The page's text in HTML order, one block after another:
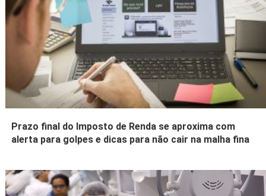
Prazo final do Imposto de Renda se aproxima com
alerta para golpes e dicas para não cair na malha fina